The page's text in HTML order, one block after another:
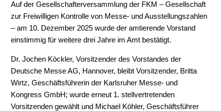
Auf der Gesellschafterversammlung der FKM – Gesellschaft
zur Freiwilligen Kontrolle von Messe- und Ausstellungszahlen
– am 10. Dezember 2025 wurde der amtierende Vorstand
einstimmig für weitere drei Jahre im Amt bestätigt.
Dr. Jochen Köckler, Vorsitzender des Vorstandes der
Deutsche Messe AG, Hannover, bleibt Vorsitzender, Britta
Wirtz, Geschäftsführerin der Karlsruher Messe- und
Kongress GmbH; wurde erneut 1. stellvertretenden
Vorsitzenden gewählt und Michael Köhler, Geschäftsführer